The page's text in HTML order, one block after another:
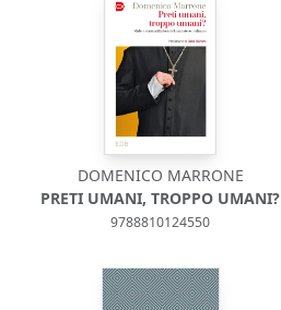
DOMENICO MARRONE
PRETI UMANI, TROPPO UMANI?
9788810124550